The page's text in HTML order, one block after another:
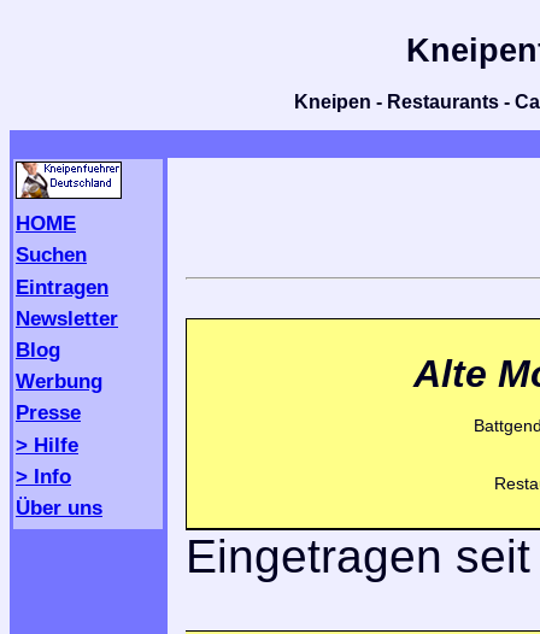
Kneipen - Restaurants -
HOME
Suchen
Eintragen
Newsletter
Blog
Werbung
Presse
> Hilfe
> Info
Über uns
Alte
Eingetragen